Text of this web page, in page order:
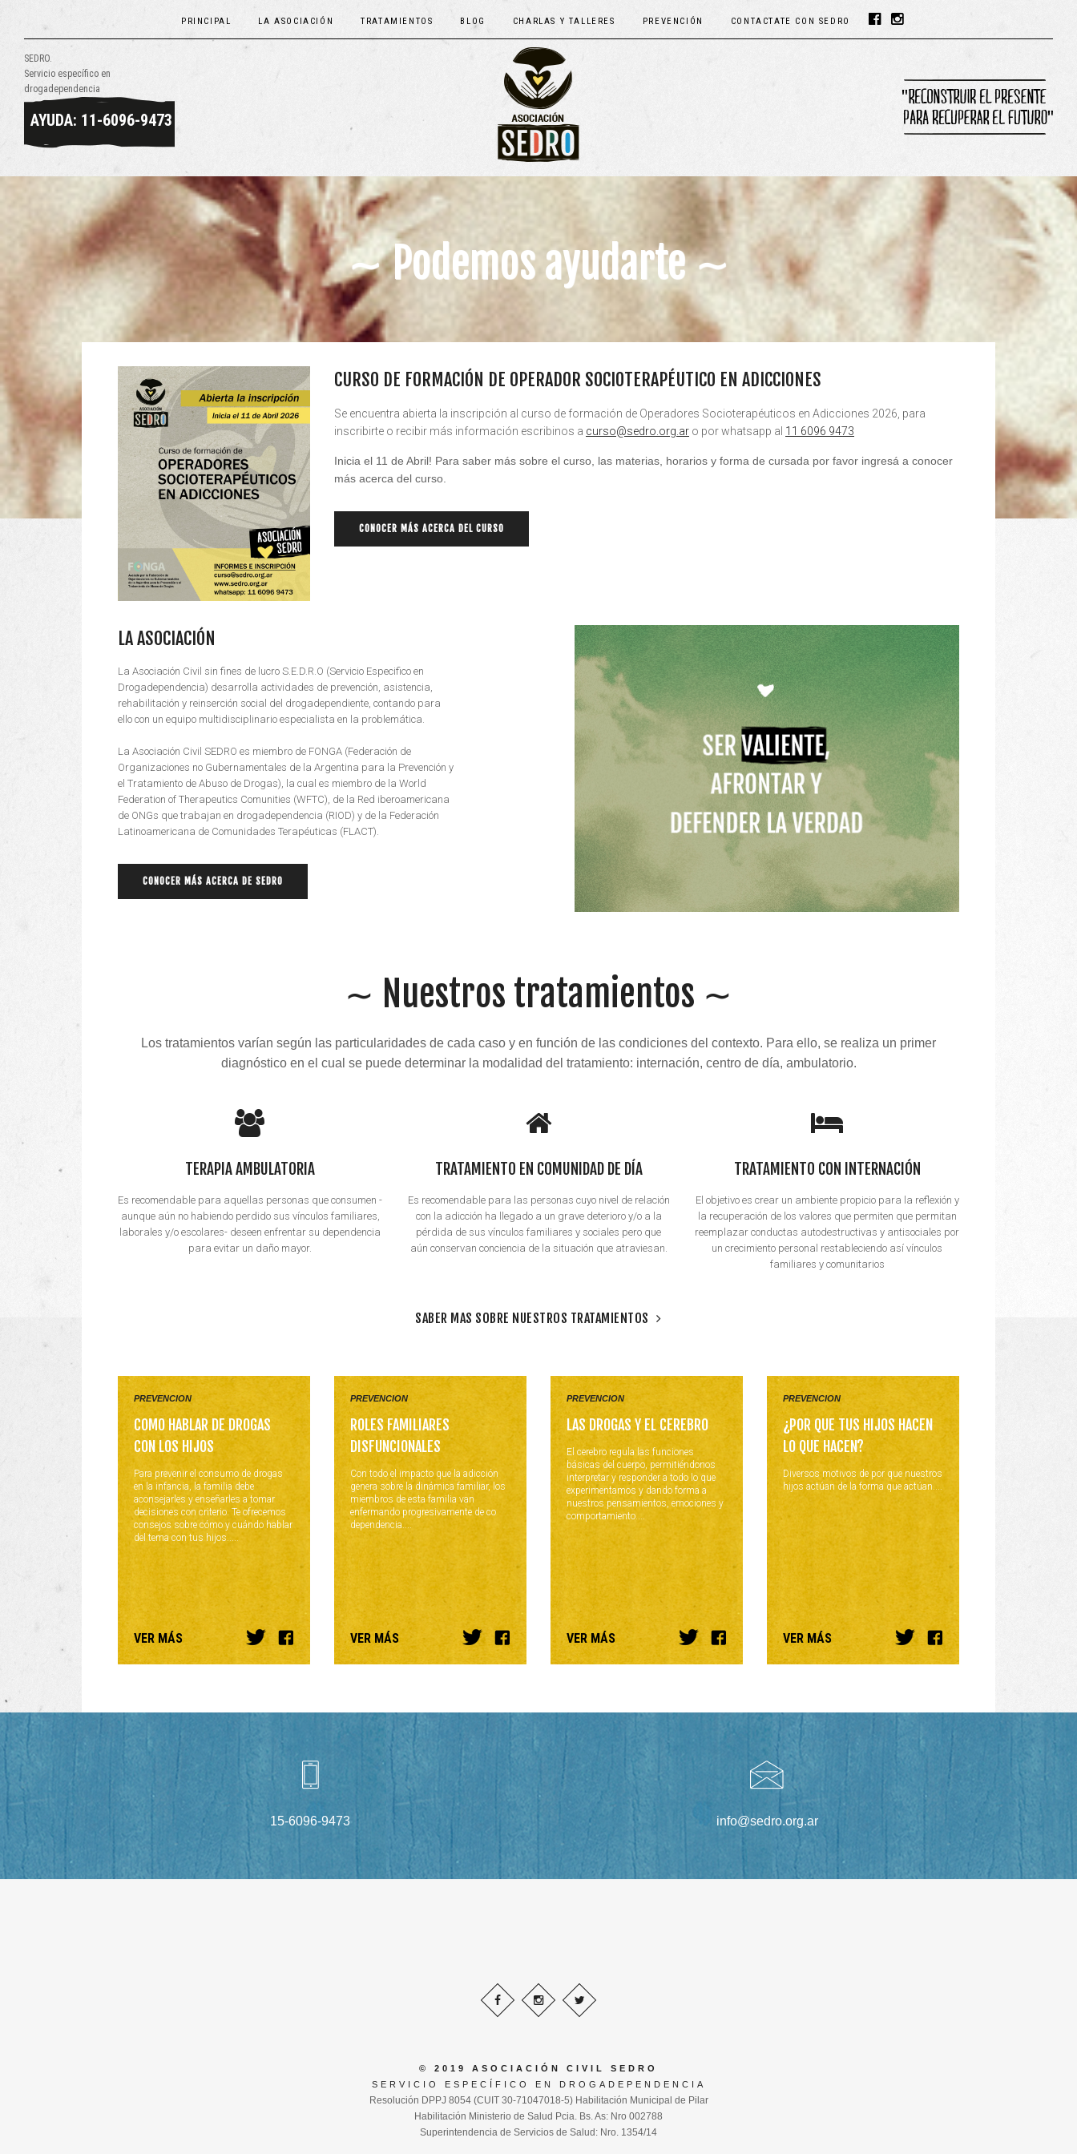
PRINCIPAL LA ASOCIACIÓN TRATAMIENTOS BLOG CHARLAS Y TALLERES PREVENCIÓN CONTACTATE CON SEDRO
SEDRO.
Servicio específico en
drogadependencia
AYUDA: 11-6096-9473
∼ Podemos ayudarte ∼
CURSO DE FORMACIÓN DE OPERADOR SOCIOTERAPÉUTICO EN ADICCIONES
Se encuentra abierta la inscripción al curso de formación de Operadores Socioterapéuticos en Adicciones 2026, para
inscribirte o recibir más información escribinos a curso@sedro.org.ar o por whatsapp al 11 6096 9473
Inicia el 11 de Abril! Para saber más sobre el curso, las materias, horarios y forma de cursada por favor ingresá a conocer
más acerca del curso.
CONOCER MÁS ACERCA DEL CURSO
LA ASOCIACIÓN
La Asociación Civil sin fines de lucro S.E.D.R.O (Servicio Especifico en
Drogadependencia) desarrolla actividades de prevención, asistencia,
rehabilitación y reinserción social del drogadependiente, contando para
ello con un equipo multidisciplinario especialista en la problemática.
La Asociación Civil SEDRO es miembro de FONGA (Federación de
Organizaciones no Gubernamentales de la Argentina para la Prevención y
el Tratamiento de Abuso de Drogas), la cual es miembro de la World
Federation of Therapeutics Comunities (WFTC), de la Red iberoamericana
de ONGs que trabajan en drogadependencia (RIOD) y de la Federación
Latinoamericana de Comunidades Terapéuticas (FLACT).
CONOCER MÁS ACERCA DE SEDRO
∼ Nuestros tratamientos ∼
Los tratamientos varían según las particularidades de cada caso y en función de las condiciones del contexto. Para ello, se realiza un primer
diagnóstico en el cual se puede determinar la modalidad del tratamiento: internación, centro de día, ambulatorio.
TERAPIA AMBULATORIA
Es recomendable para aquellas personas que consumen -
aunque aún no habiendo perdido sus vínculos familiares,
laborales y/o escolares- deseen enfrentar su dependencia
para evitar un daño mayor.
TRATAMIENTO EN COMUNIDAD DE DÍA
Es recomendable para las personas cuyo nivel de relación
con la adicción ha llegado a un grave deterioro y/o a la
pérdida de sus vínculos familiares y sociales pero que
aún conservan conciencia de la situación que atraviesan.
TRATAMIENTO CON INTERNACIÓN
El objetivo es crear un ambiente propicio para la reflexión y
la recuperación de los valores que permiten que permitan
reemplazar conductas autodestructivas y antisociales por
un crecimiento personal restableciendo así vínculos
familiares y comunitarios
SABER MAS SOBRE NUESTROS TRATAMIENTOS
PREVENCION
COMO HABLAR DE DROGAS
CON LOS HIJOS
Para prevenir el consumo de drogas
en la infancia, la familia debe
aconsejarles y enseñarles a tomar
decisiones con criterio. Te ofrecemos
consejos sobre cómo y cuándo hablar
del tema con tus hijos.....
VER MÁS
PREVENCION
ROLES FAMILIARES
DISFUNCIONALES
Con todo el impacto que la adicción
genera sobre la dinámica familiar, los
miembros de esta familia van
enfermando progresivamente de co
dependencia....
VER MÁS
PREVENCION
LAS DROGAS Y EL CEREBRO
El cerebro regula las funciones
básicas del cuerpo, permitiéndonos
interpretar y responder a todo lo que
experimentamos y dando forma a
nuestros pensamientos, emociones y
comportamiento....
VER MÁS
PREVENCION
¿POR QUE TUS HIJOS HACEN
LO QUE HACEN?
Diversos motivos de por que nuestros
hijos actúan de la forma que actúan....
VER MÁS
15-6096-9473 info@sedro.org.ar
© 2019 ASOCIACIÓN CIVIL SEDRO
SERVICIO ESPECÍFICO EN DROGADEPENDENCIA
Resolución DPPJ 8054 (CUIT 30-71047018-5) Habilitación Municipal de Pilar
Habilitación Ministerio de Salud Pcia. Bs. As: Nro 002788
Superintendencia de Servicios de Salud: Nro. 1354/14